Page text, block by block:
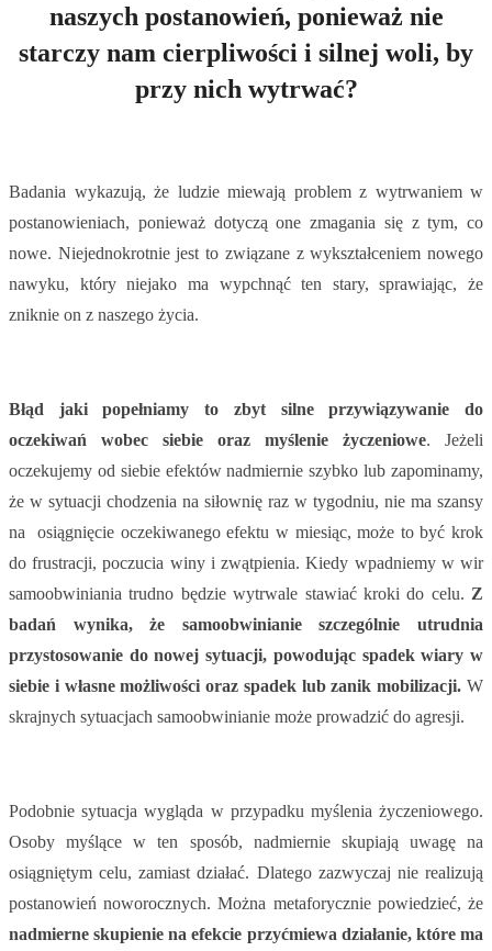
naszych postanowień, ponieważ nie
starczy nam cierpliwości i silnej woli, by
przy nich wytrwać?
Badania wykazują, że ludzie miewają problem z wytrwaniem w
postanowieniach, ponieważ dotyczą one zmagania się z tym, co
nowe. Niejednokrotnie jest to związane z wykształceniem nowego
nawyku, który niejako ma wypchnąć ten stary, sprawiając, że
zniknie on z naszego życia.
Błąd jaki popełniamy to zbyt silne przywiązywanie do
oczekiwań wobec siebie oraz myślenie życzeniowe. Jeżeli
oczekujemy od siebie efektów nadmiernie szybko lub zapominamy,
że w sytuacji chodzenia na siłownię raz w tygodniu, nie ma szansy
na osiągnięcie oczekiwanego efektu w miesiąc, może to być krok
do frustracji, poczucia winy i zwątpienia. Kiedy wpadniemy w wir
samoobwiniania trudno będzie wytrwale stawiać kroki do celu. Z
badań wynika, że samoobwinianie szczególnie utrudnia
przystosowanie do nowej sytuacji, powodując spadek wiary w
siebie i własne możliwości oraz spadek lub zanik mobilizacji. W
skrajnych sytuacjach samoobwinianie może prowadzić do agresji.
Podobnie sytuacja wygląda w przypadku myślenia życzeniowego.
Osoby myślące w ten sposób, nadmiernie skupiają uwagę na
osiągniętym celu, zamiast działać. Dlatego zazwyczaj nie realizują
postanowień noworocznych. Można metaforycznie powiedzieć, że
nadmierne skupienie na efekcie przyćmiewa działanie, które ma